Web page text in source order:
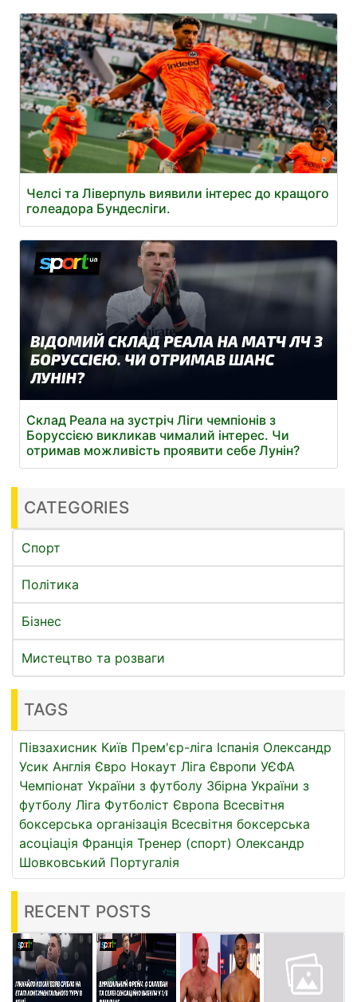
Челсі та Ліверпуль виявили інтерес до кращого
голеадора Бундесліги.
Склад Реала на зустріч Ліги чемпіонів з
Боруссією викликав чималий інтерес. Чи
отримав можливість проявити себе Лунін?
CATEGORIES
Спорт
Політика
Бізнес
Мистецтво та розваги
TAGS
Півзахисник Київ Прем'єр-ліга Іспанія Олександр
Усик Англія Євро Нокаут Ліга Європи УЄФА
Чемпіонат України з футболу Збірна України з
футболу Ліга Футболіст Європа Всесвітня
боксерська організація Всесвітня боксерська
асоціація Франція Тренер (спорт) Олександр
Шовковський Португалія
RECENT POSTS